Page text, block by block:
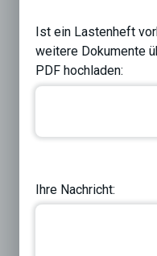
Ist ein Lastenheft
weitere Dokumente
PDF hochladen:
Ihre Nachricht: